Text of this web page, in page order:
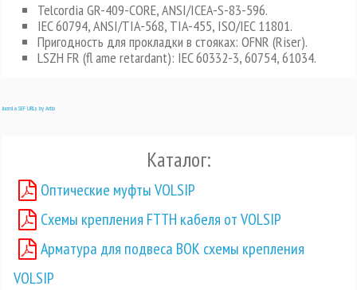
Telcordia GR-409-CORE, ANSI/ICEA-S-83-596.
IEC 60794, ANSI/TIA-568, TIA-455, ISO/IEC 11801.
Пригодность для прокладки в стояках: OFNR (Riser).
LSZH FR (fl ame retardant): IEC 60332-3, 60754, 61034.
Joomla SEF URLs by Artio
Каталог:
Оптические муфты VOLSIP
Схемы крепления FTTH кабеля от VOLSIP
Арматура для подвеса ВОК схемы крепления
VOLSIP